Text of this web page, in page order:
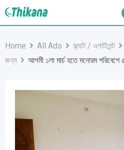
Skip
Home All Ads ফ্ল্যাট / এপার্টমেন্ট
জন্য
আগমী ১লা মার্চ হতে মনোরম পরিবেশে